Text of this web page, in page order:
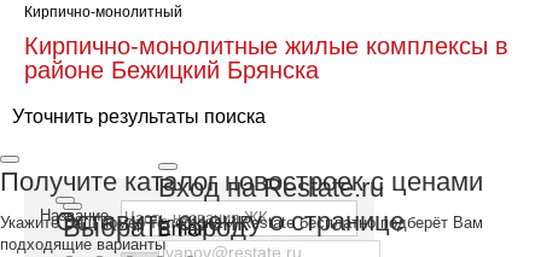
Выбрать город
Вход на Restate.ru
Email
Кирпично-монолитный
Кирпично-монолитные жилые комплексы в
районе Бежицкий Брянска
Уточнить результаты поиска
Название
Получите каталог новостроек с ценами
Укажите Ваш номер телефона и Restate бесплатно подберёт Вам
подходящие варианты
Оставить оценку о странице